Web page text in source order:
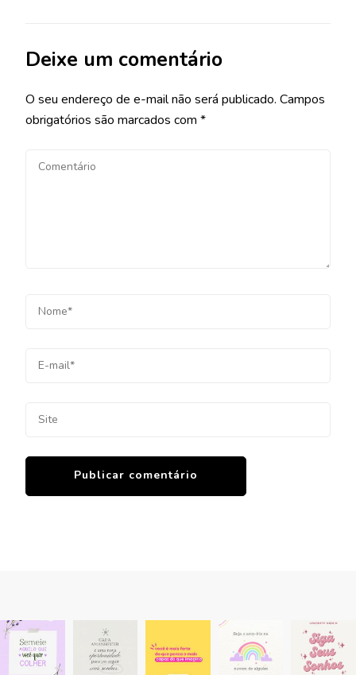
Deixe um comentário
O seu endereço de e-mail não será publicado. Campos
obrigatórios são marcados com *